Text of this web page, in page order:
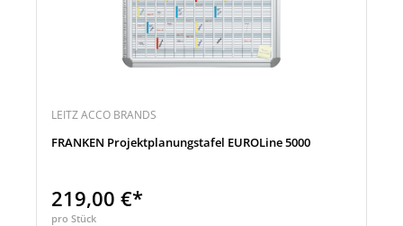
LEITZ ACCO BRANDS
FRANKEN Projektplanungstafel EUROLine 5000
219,00 €*
pro Stück